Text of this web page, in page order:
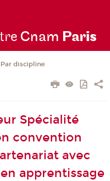
Cnam Paris
Par discipline
Spécialité
convention
avec
apprentissage